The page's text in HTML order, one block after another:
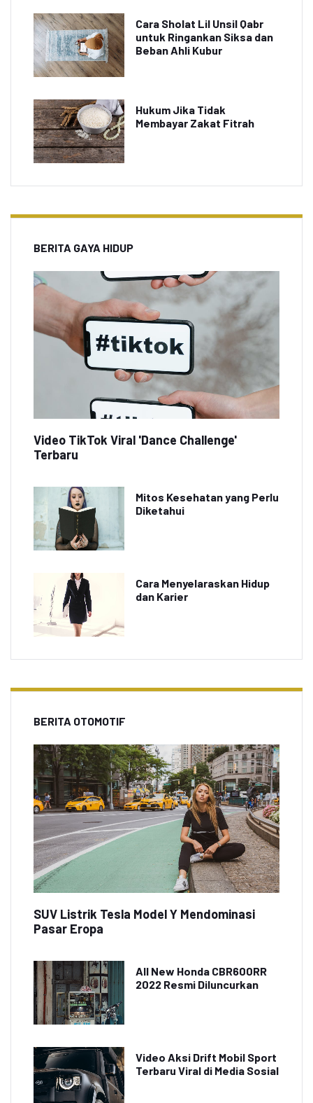
Cara Sholat Lil Unsil Qabr
untuk Ringankan Siksa dan
Beban Ahli Kubur
Hukum Jika Tidak
Membayar Zakat Fitrah
BERITA GAYA HIDUP
Video TikTok Viral 'Dance Challenge'
Terbaru
Mitos Kesehatan yang Perlu
Diketahui
Cara Menyelaraskan Hidup
dan Karier
BERITA OTOMOTIF
SUV Listrik Tesla Model Y Mendominasi
Pasar Eropa
All New Honda CBR600RR
2022 Resmi Diluncurkan
Video Aksi Drift Mobil Sport
Terbaru Viral di Media Sosial